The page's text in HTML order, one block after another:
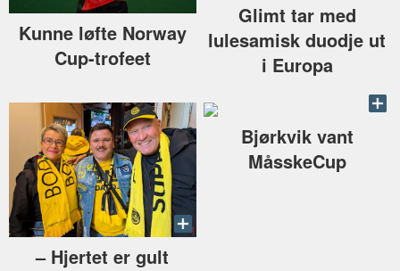
Kunne løfte Norway
Cup-trofeet
Glimt tar med
lulesamisk duodje ut
i Europa
–⁠ Hjertet er gult
Bjørkvik vant
MåsskeCup